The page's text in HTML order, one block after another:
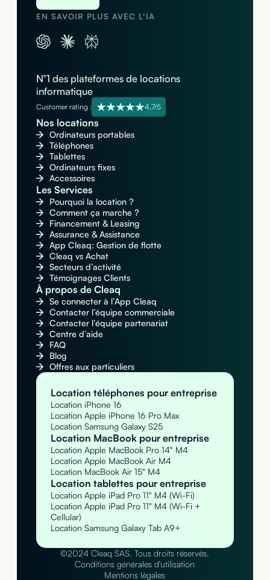
EN SAVOIR PLUS AVEC L'IA
N°1 des plateformes de locations
informatique
Customer rating : 4,7/5
Nos locations
Ordinateurs portables
Téléphones
Tablettes
Ordinateurs fixes
Accessoires
Les Services
Pourquoi la location ?
Comment ça marche ?
Financement & Leasing
Assurance & Assistance
App Cleaq: Gestion de flotte
Cleaq vs Achat
Secteurs d’activité
Témoignages Clients
À propos de Cleaq
Se connecter à l’App Cleaq
Contacter l’équipe commerciale
Contacter l’équipe partenariat
Centre d’aide
FAQ
Blog
Offres aux particuliers
Location téléphones pour entreprise
Location iPhone 16
Location Apple iPhone 16 Pro Max
Location Samsung Galaxy S25
Location MacBook pour entreprise
Location Apple MacBook Pro 14" M4
Location Apple MacBook Air M4
Location MacBook Air 15" M4
Location tablettes pour entreprise
Location Apple iPad Pro 11" M4 (Wi-Fi)
Location Apple iPad Pro 11" M4 (Wi-Fi +
Cellular)
Location Samsung Galaxy Tab A9+
©2024 Cleaq SAS. Tous droits réservés.
Conditions générales d'utilisation
Mentions légales